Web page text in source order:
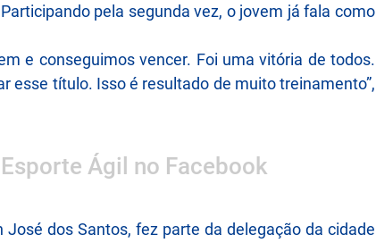
pela segunda vez, o jovem já fala como
e conseguimos vencer. Foi uma vitória de todos.
esse título. Isso é resultado de muito treinamento”,
Ágil no Facebook
dos Santos, fez parte da delegação da cidade